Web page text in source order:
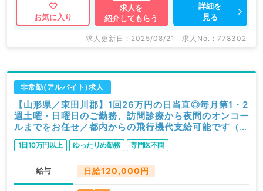
お気に入り
求人を
紹介してもらう
詳細を
見る
求人更新日 : 2025/08/21 求人No. : 778302
非常勤(アルバイト)求人
【山形県／東田川郡】1回26万円の日当直◎毎月第1・2
週土曜・日曜日のご勤務、訪問診療から夜間のオンコー
ルまでをお任せ／都内からの飛行機代支給可能です（内
科系／非常勤）
1日10万円以上 ゆったりめ勤務 専門医不問
給与 日給120,000円